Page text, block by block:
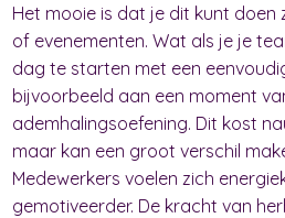
Het mooie is dat je dit kunt
of evenementen. Wat als je je
dag te starten met een
bijvoorbeeld aan een moment
ademhalingsoefening. Dit kost
maar kan een groot verschil
Medewerkers voelen zich
gemotiveerder. De kracht van